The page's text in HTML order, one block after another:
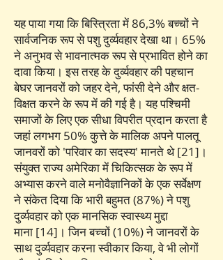
यह पाया गया कि बिस्त्रिता में 86,3% बच्चों ने
सार्वजनिक रूप से पशु दुर्व्यवहार देखा था। 65%
ने अनुभव से भावनात्मक रूप से प्रभावित होने का
दावा किया। इस तरह के दुर्व्यवहार की पहचान
बेघर जानवरों को जहर देने, फांसी देने और क्षत-
विक्षत करने के रूप में की गई है। यह पश्चिमी
समाजों के लिए एक सीधा विपरीत प्रदान करता है
जहां लगभग 50% कुत्ते के मालिक अपने पालतू
जानवरों को 'परिवार का सदस्य' मानते थे [21]।
संयुक्त राज्य अमेरिका में चिकित्सक के रूप में
अभ्यास करने वाले मनोवैज्ञानिकों के एक सर्वेक्षण
ने संकेत दिया कि भारी बहुमत (87%) ने पशु
दुर्व्यवहार को एक मानसिक स्वास्थ्य मुद्दा
माना [14]। जिन बच्चों (10%) ने जानवरों के
साथ दुर्व्यवहार करना स्वीकार किया, वे भी लोगों